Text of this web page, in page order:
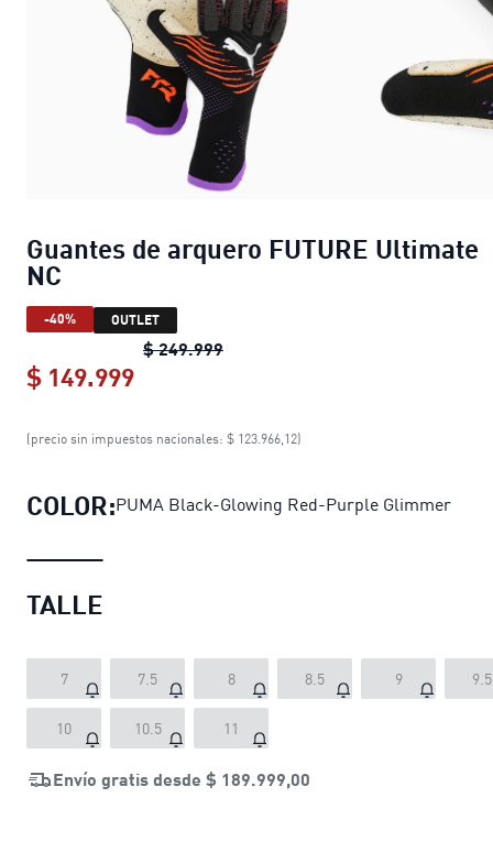
Guantes de arquero FUTURE Ultimate
NC
-40% OUTLET
$ 249.999Guantes de arquero FUTURE
$ 149.999
Guantes de arquero FUTURE
(precio sin impuestos nacionales: $ 123.966,12)
COLOR:PUMA Black-Glowing Red-Purple Glimmer
TALLE
7 7.5 8 8.5 9 9.5
10 10.5 11
Envío gratis desde $ 189.999,00